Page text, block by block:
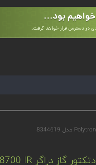
دتکتور گاز دراگر Polytron 8700 IR مدل 8344619